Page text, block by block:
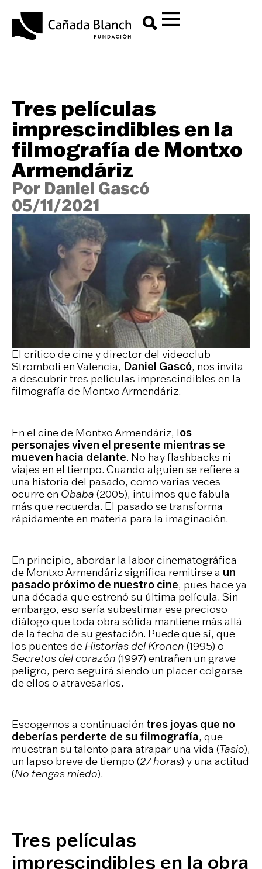
Tres películas
imprescindibles en la
filmografía de Montxo
Armendáriz
Por Daniel Gascó
05/11/2021
El crítico de cine y director del videoclub
Stromboli en Valencia, Daniel Gascó, nos invita
a descubrir tres películas imprescindibles en la
filmografía de Montxo Armendáriz.
En el cine de Montxo Armendáriz, los
personajes viven el presente mientras se
mueven hacia delante. No hay flashbacks ni
viajes en el tiempo. Cuando alguien se refiere a
una historia del pasado, como varias veces
ocurre en Obaba (2005), intuimos que fabula
más que recuerda. El pasado se transforma
rápidamente en materia para la imaginación.
En principio, abordar la labor cinematográfica
de Montxo Armendáriz significa remitirse a un
pasado próximo de nuestro cine, pues hace ya
una década que estrenó su última película. Sin
embargo, eso sería subestimar ese precioso
diálogo que toda obra sólida mantiene más allá
de la fecha de su gestación. Puede que sí, que
los puentes de Historias del Kronen (1995) o
Secretos del corazón (1997) entrañen un grave
peligro, pero seguirá siendo un placer colgarse
de ellos o atravesarlos.
Escogemos a continuación tres joyas que no
deberías perderte de su filmografía, que
muestran su talento para atrapar una vida (Tasio),
un lapso breve de tiempo (27 horas) y una actitud
(No tengas miedo).
Tres películas
imprescindibles en la obra